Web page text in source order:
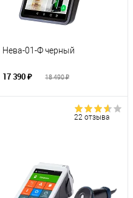
Нева-01-Ф черный
17 390 ₽ 18 490 ₽
22 отзыва